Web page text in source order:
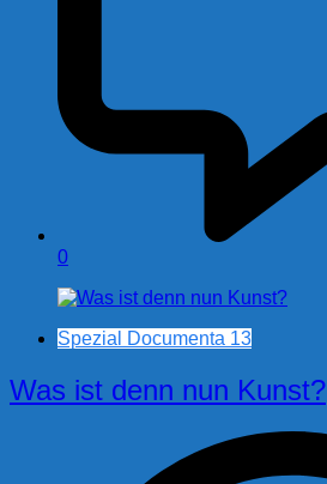
0
Spezial Documenta 13
Was ist denn nun Kunst?